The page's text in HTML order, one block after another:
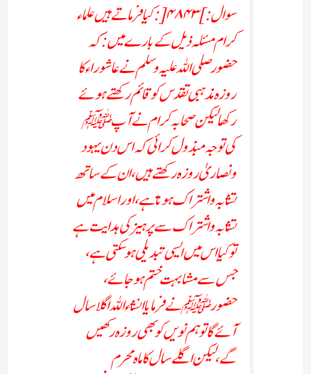
سوال:]۴۸۴۳[:کیا فرماتے ہیں علماء
کرام مسئلہ ذیل کے بارے میں :کہ
حضور صلی اللہ علیہ وسلم نے عاشوراء کا
روزہ مذہبی تقدس کو قائم رکھتے ہوئے
رکھا لیکن صحابہ کرام نے آپ ﷺ
کی توجہ مبذول کرائی کہ اس دن یہود
ونصاریٰ روزہ رکھتے ہیں، ان کے ساتھ
تشابہ واشتراک ہوتاہے، اور اسلام میں
تشابہ واشتراک سے پرہیز کی ہدایت ہے
تو کیا اس میں ایسی تبدیلی ہوسکتی ہے،
جس سے مشابہت ختم ہوجائے ،
حضورﷺ نے فرمایا انشاء اللہ اگلا سال
آئے گاتو ہم نویں کو بھی روزہ رکھیں
گے، لیکن اگلے سال کاماہ محرم